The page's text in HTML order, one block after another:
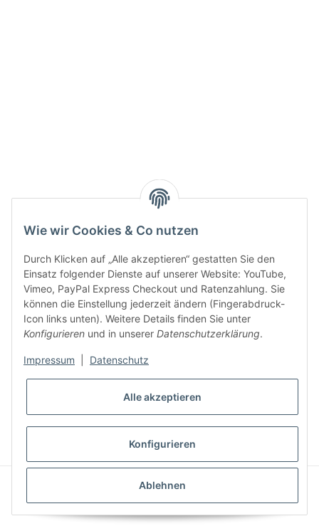
Wie wir Cookies & Co nutzen
Durch Klicken auf „Alle akzeptieren“ gestatten Sie den
Einsatz folgender Dienste auf unserer Website: YouTube,
Vimeo, PayPal Express Checkout und Ratenzahlung. Sie
können die Einstellung jederzeit ändern (Fingerabdruck-
Icon links unten). Weitere Details finden Sie unter
Konfigurieren und in unserer Datenschutzerklärung.
Impressum Datenschutz
Alle akzeptieren
Konfigurieren
Ablehnen
Gesetzliche Informationen
* Alle Preise inkl. gesetzlicher USt., zzgl.
VERTRAG WIDERRUFEN
CLEARIX JTL-Shop Template